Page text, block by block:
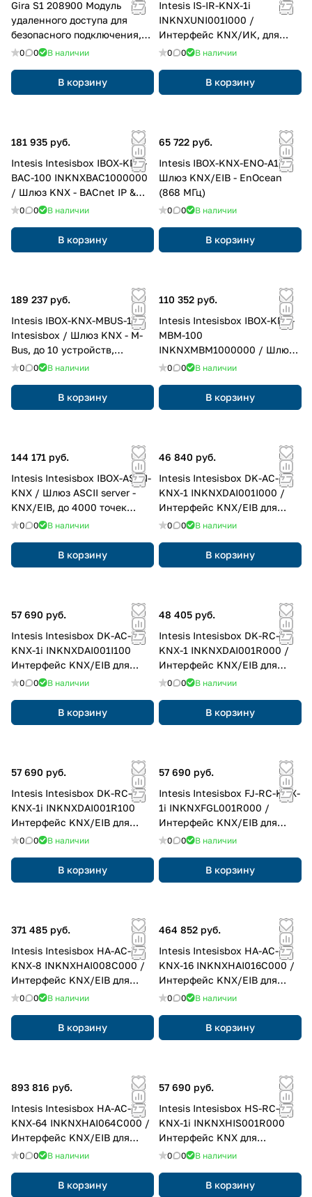
Gira S1 208900 Модуль
удаленного доступа для
безопасного подключения,
цвет: REG
0 0 В наличии
В корзину
Intesis IS-IR-KNX-1i
INKNXUNI001I000 /
Интерфейс KNX/ИК, для
управления
0 0 В наличии
В корзину
181 935 руб.
Intesis Intesisbox IBOX-KNX-
BAC-100 INKNXBAC1000000
/ Шлюз KNX - BACnet IP &
MS/TP клиент, до 100 точек
0 0 В наличии
В корзину
65 722 руб.
Intesis IBOX-KNX-ENO-A1 /
Шлюз KNX/EIB - EnOcean
(868 МГц)
0 0 В наличии
В корзину
189 237 руб.
Intesis IBOX-KNX-MBUS-10
Intesisbox / Шлюз KNX - M-
Bus, до 10 устройств,
конвертер уровня
0 0 В наличии
В корзину
110 352 руб.
Intesis Intesisbox IBOX-KNX-
MBM-100
INKNXMBM1000000 / Шлюз
KNX/EIB - Modbus RTU и
ввода-вывода
0 0 В наличии
В корзину
144 171 руб.
Intesis Intesisbox IBOX-ASCII-
KNX / Шлюз ASCII server -
KNX/EIB, до 4000 точек
ввода-вывода
0 0 В наличии
В корзину
46 840 руб.
Intesis Intesisbox DK-AC-
KNX-1 INKNXDAI001I000 /
Интерфейс KNX/EIB для
кондиционеров Daikin Daichi
0 0 В наличии
В корзину
57 690 руб.
Intesis Intesisbox DK-AC-
KNX-1i INKNXDAI001I100
Интерфейс KNX/EIB для
кондиционеров Daikin Daichi
0 0 В наличии
В корзину
48 405 руб.
Intesis Intesisbox DK-RC-
KNX-1 INKNXDAI001R000 /
Интерфейс KNX/EIB для
кондиционеров Daikin Daichi
0 0 В наличии
В корзину
57 690 руб.
Intesis Intesisbox DK-RC-
KNX-1i INKNXDAI001R100
Интерфейс KNX/EIB для
кондиционеров Daikin Daichi
0 0 В наличии
В корзину
57 690 руб.
Intesis Intesisbox FJ-RC-KNX-
1i INKNXFGL001R000 /
Интерфейс KNX/EIB для
кондиционеров Fujitsu
0 0 В наличии
В корзину
371 485 руб.
Intesis Intesisbox HA-AC-
KNX-8 INKNXHAI008C000 /
Интерфейс KNX/EIB для
кондиционеров Haier (VRV)
0 0 В наличии
В корзину
464 852 руб.
Intesis Intesisbox HA-AC-
KNX-16 INKNXHAI016C000 /
Интерфейс KNX/EIB для
кондиционеров Haier (VRV)
0 0 В наличии
В корзину
893 816 руб.
Intesis Intesisbox HA-AC-
KNX-64 INKNXHAI064C000 /
Интерфейс KNX/EIB для
кондиционеров Haier (VRV)
0 0 В наличии
В корзину
57 690 руб.
Intesis Intesisbox HS-RC-
KNX-1i INKNXHIS001R000
Интерфейс KNX для
кондиционеров HISENSE
0 0 В наличии
В корзину